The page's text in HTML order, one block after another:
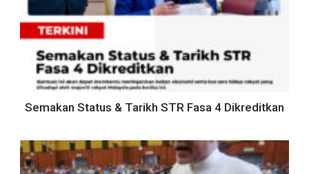
Semakan Status & Tarikh STR Fasa 4 Dikreditkan